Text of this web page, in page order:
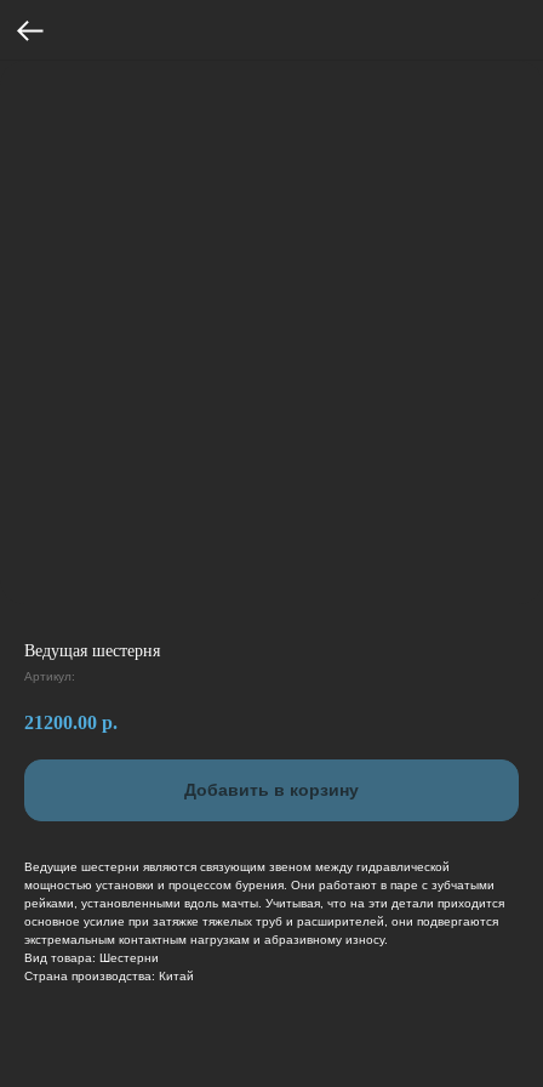
Ведущая шестерня
Артикул:
21200.00 р.
Добавить в корзину
Ведущие шестерни являются связующим звеном между гидравлической
мощностью установки и процессом бурения. Они работают в паре с зубчатыми
рейками, установленными вдоль мачты. Учитывая, что на эти детали приходится
основное усилие при затяжке тяжелых труб и расширителей, они подвергаются
экстремальным контактным нагрузкам и абразивному износу.
Вид товара: Шестерни
Страна производства: Китай